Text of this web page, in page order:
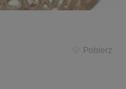
Pobierz